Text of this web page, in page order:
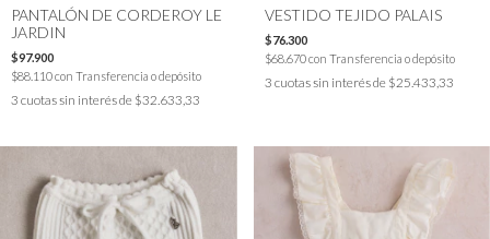
PANTALÓN DE CORDEROY LE
JARDIN
$97.900
$88.110con Transferencia o depósito
3 cuotas sin interés de $32.633,33
VESTIDO TEJIDO PALAIS
$76.300
$68.670con Transferencia o depósito
3 cuotas sin interés de $25.433,33